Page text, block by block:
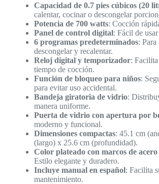
Capacidad de 0.7 pies cúbicos (20
calentar, cocinar o descongelar
Potencia de 700 watts: Cocción
Panel de control digital: Fácil de
6 programas predeterminados: Para
descongelar y recalentar.
Reloj digital y temporizador:
tiempo de cocción.
Función de bloqueo para niños:
para evitar uso accidental.
Bandeja giratoria de vidrio:
manera uniforme.
Puerta de vidrio con apertura por
moderno y funcional.
Dimensiones compactas: 45.1 cm
(largo) x 25.6 cm (profundidad).
Color plateado con marcos de
Estilo elegante y duradero.
Incluye manual en español: Facilita
mantenimiento.